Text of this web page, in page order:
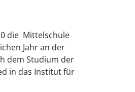
die Mittelschule
Jahr an der
dem Studium der
in das Institut für